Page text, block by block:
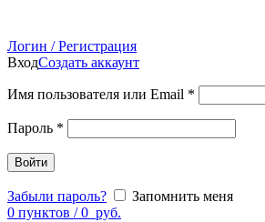
Логин / Регистрация
ВходСоздать аккаунт
Имя пользователя или Email *
Пароль *
Войти
Забыли пароль?
Запомнить меня
0 пунктов / 0 руб.